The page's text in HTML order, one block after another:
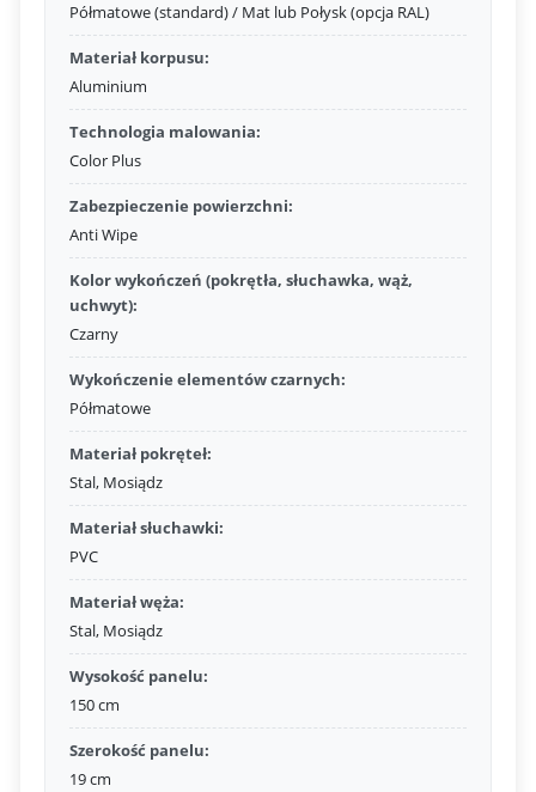
Półmatowe (standard) / Mat lub Połysk (opcja RAL)
Materiał korpusu:
Aluminium
Technologia malowania:
Color Plus
Zabezpieczenie powierzchni:
Anti Wipe
Kolor wykończeń (pokrętła, słuchawka, wąż,
uchwyt):
Czarny
Wykończenie elementów czarnych:
Półmatowe
Materiał pokręteł:
Stal, Mosiądz
Materiał słuchawki:
PVC
Materiał węża:
Stal, Mosiądz
Wysokość panelu:
150 cm
Szerokość panelu:
19 cm